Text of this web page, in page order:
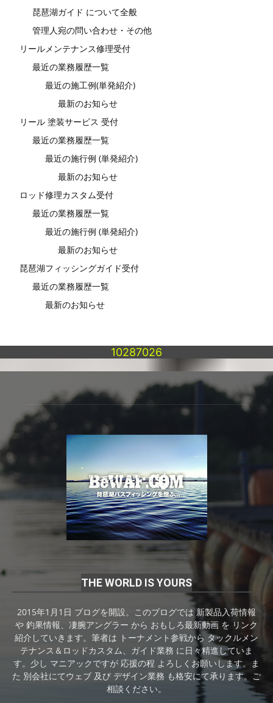
琵琶湖ガイド について全般
管理人宛の問い合わせ・その他
リールメンテナンス修理受付
最近の業務履歴一覧
最近の施工例(単発紹介)
最新のお知らせ
リール 塗装サービス 受付
最近の業務履歴一覧
最近の施行例 (単発紹介)
最新のお知らせ
ロッド修理カスタム受付
最近の業務履歴一覧
最近の施行例 (単発紹介)
最新のお知らせ
琵琶湖フィッシングガイド受付
最近の業務履歴一覧
最新のお知らせ
10287026
THE WORLD IS YOURS
2015年1月1日 ブログを開設。このブログでは 新製品入荷情報
や 釣果情報、凄腕アングラー から おもしろ最新動画 を リンク
紹介していきます。筆者は トーナメント参戦から タックルメン
テナンス＆ロッドカスタム、ガイド業務 に日々精進していま
す。少し マニアックですが 応援の程 よろしくお願いします。ま
た 別会社にてウェブ 及び デザイン業務 も格安にて承ります。ご
相談ください。